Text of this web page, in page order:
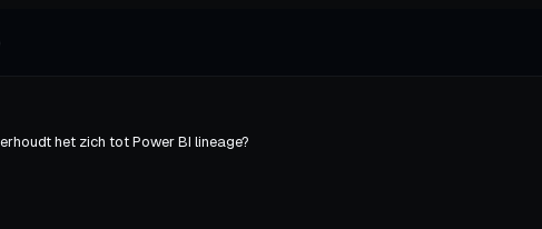
het zich tot Power BI lineage?